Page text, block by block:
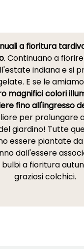
a fioritura
. Continuano a
indiana e si
E se le
magnifici colori
fino all'ingresso
per prolungare
giardino! Tutte
essere piantate
dall'essere
a fioritura
graziosi colchici.